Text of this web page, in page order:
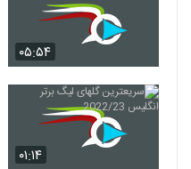
۰۵:۵۴
۰۱:۱۴